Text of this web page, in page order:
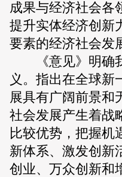
成果与经济社会各
提升实体经济创新
要素的经济社会发
《意见》明确我
义。指出在全球新
展具有广阔前景和
社会发展产生着战
比较优势，把握机
新体系、激发创新
创业、万众创新和